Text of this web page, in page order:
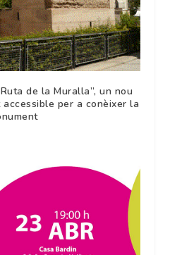
de la Muralla”, un nou
per a conèixer la